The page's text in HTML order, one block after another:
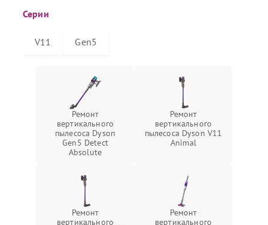
Серии
V11 Gen5
Ремонт
вертикального
пылесоса Dyson
Gen5 Detect
Absolute
Ремонт
вертикального
пылесоса Dyson V11
Animal
Ремонт
вертикального
Ремонт
вертикального